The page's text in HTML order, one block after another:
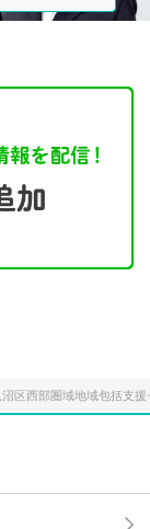
区西部圏域地域包括支